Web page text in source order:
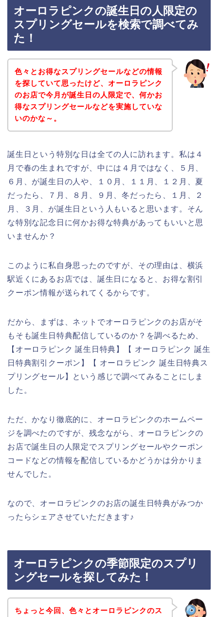
オーロラピンクの誕生日の人限定の
スプリングセールを検索で調べてみ
た！
色々とお得なスプリングセールなどの情報
を探していて思ったけど、オーロラピンク
のお店で今月が誕生日の人限定で、何かお
得なスプリングセールなどを実施していな
いのかな～。
誕生日という特別な日は全ての人に訪れます。私は４
月で春の生まれですが、中には４月ではなく、５月、
６月、が誕生日の人や、１０月、１１月、１２月、夏
だったら、７月、８月、９月、冬だったら、１月、２
月、３月、が誕生日という人もいると思います。そん
な特別な記念日に何かお得な特典があってもいいと思
いませんか？
このように私自身思ったのですが、その理由は、横浜
駅近くにあるお店では、誕生日になると、お得な割引
クーポン情報が送られてくるからです。
だから、まずは、ネットでオーロラピンクのお店がそ
もそも誕生日特典配信しているのか？を調べるため、
【オーロラピンク 誕生日特典】【 オーロラピンク 誕生
日特典割引クーポン】【 オーロラピンク 誕生日特典ス
プリングセール】という感じで調べてみることにしま
した。
ただ、かなり徹底的に、オーロラピンクのホームペー
ジを調べたのですが、残念ながら、オーロラピンクの
お店で誕生日の人限定でスプリングセールやクーポン
コードなどの情報を配信しているかどうかは分かりま
せんでした。
なので、オーロラピンクのお店の誕生日特典がみつか
ったらシェアさせていただきます♪
オーロラピンクの季節限定のスプリ
ングセールを探してみた！
ちょっと今回、色々とオーロラピンクのス